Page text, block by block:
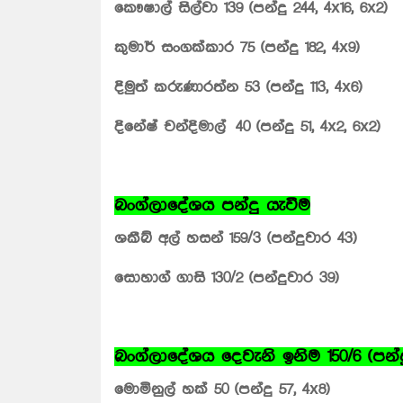
කෞෂාල් සිල්වා 139 (පන්දු 244, 4x16, 6x2)
කුමාර් සංගක්කාර 75 (පන්දු 182, 4x9)
දිමුත් කරුණාරත්න 53 (පන්දු 113, 4x6)
දිනේෂ් චන්දිමාල් 40 (පන්දු 51, 4x2, 6x2)
බංග්ලාදේශය පන්දු යැවීම
ශකීබ් අල් හසන් 159/3 (පන්දුවාර 43)
සොහාග් ගාසි 130/2 (පන්දුවාර 39)
බංග්ලාදේශය දෙවැනි ඉනිම 150/6
මොමිනුල් හක් 50 (පන්දු 57, 4x8)